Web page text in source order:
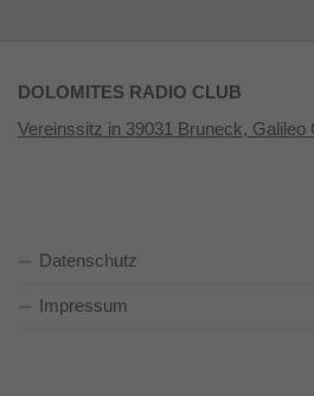
DOLOMITES RADIO CLUB
Vereinssitz in 39031 Bruneck, Galileo
Datenschutz
Impressum